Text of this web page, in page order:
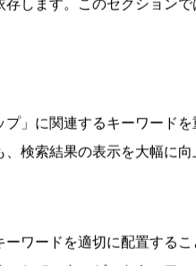
を築く上で、欠かせない要